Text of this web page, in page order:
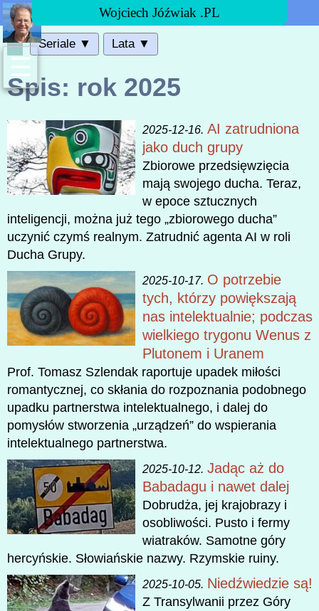
Wojciech Jóźwiak .PL
Seriale ▼ Lata ▼
Spis: rok 2025
2025-12-16. AI zatrudniona
jako duch grupy
Zbiorowe przedsięwzięcia
mają swojego ducha. Teraz,
w epoce sztucznych
inteligencji, można już tego „zbiorowego ducha”
uczynić czymś realnym. Zatrudnić agenta AI w roli
Ducha Grupy.
2025-10-17. O potrzebie
tych, którzy powiększają
nas intelektualnie; podczas
wielkiego trygonu Wenus z
Plutonem i Uranem
Prof. Tomasz Szlendak raportuje upadek miłości
romantycznej, co skłania do rozpoznania podobnego
upadku partnerstwa intelektualnego, i dalej do
pomysłów stworzenia „urządzeń” do wspierania
intelektualnego partnerstwa.
2025-10-12. Jadąc aż do
Babadagu i nawet dalej
Dobrudża, jej krajobrazy i
osobliwości. Pusto i fermy
wiatraków. Samotne góry
hercyńskie. Słowiańskie nazwy. Rzymskie ruiny.
2025-10-05. Niedźwiedzie są!
Z Transylwanii przez Góry
☰